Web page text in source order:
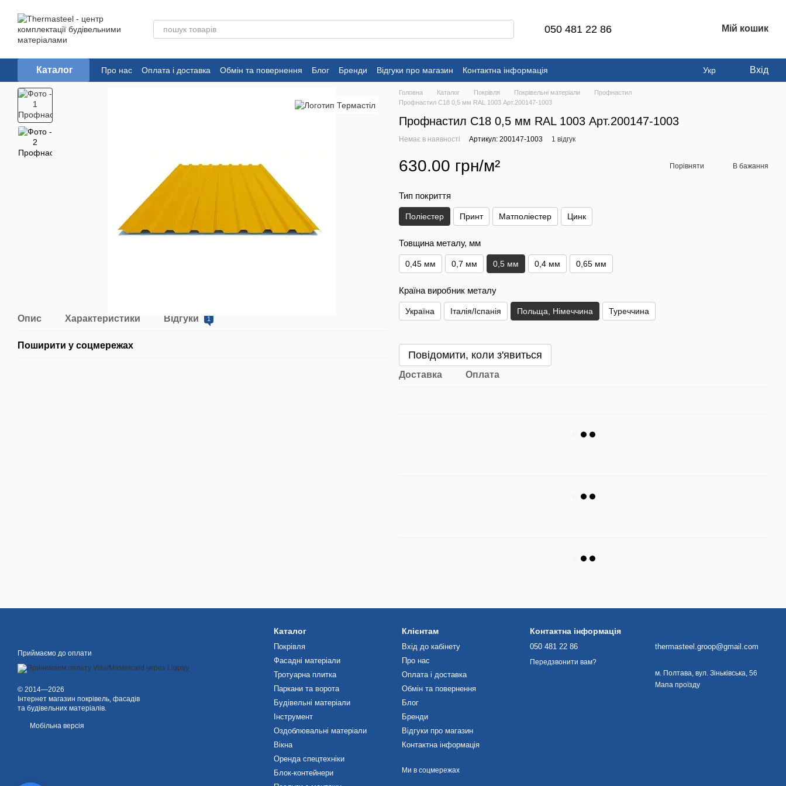
050 481 22 86 Мій кошик
Каталог Про нас Оплата і доставка Обмін та повернення Блог Бренди Відгуки про магазин Контактна інформація Укр Вхід
Опис Характеристики Відгуки 1
Поширити у соцмережах
Головна Каталог Покрівля Покрівельні матеріали
Профнастил
Профнастил C18 0,5 мм RAL 1003 Арт.200147-1003
Профнастил C18 0,5 мм RAL 1003 Арт.200147-1003
Немає в наявності Артикул: 200147-1003 1 відгук
630.00 грн/м² Порівняти В бажання
Тип покриття
Поліестер Принт Матполіестер Цинк
Товщина металу, мм
0,45 мм 0,7 мм 0,5 мм 0,4 мм 0,65 мм
Країна виробник металу
Україна Італія/Іспанія Польща, Німеччина Туреччина
Повідомити, коли з'явиться
Доставка Оплата
Приймаємо до оплати
© 2014—2026
Інтернет магазин покрівель, фасадів
та будівельних матеріалів.
Мобільна версія
Каталог
Покрівля
Фасадні матеріали
Тротуарна плитка
Паркани та ворота
Будівельні матеріали
Інструмент
Оздоблювальні матеріали
Вікна
Оренда спецтехніки
Блок-контейнери
Клієнтам
Вхід до кабінету
Про нас
Оплата і доставка
Обмін та повернення
Блог
Бренди
Відгуки про магазин
Контактна інформація
Ми в соцмережах
Контактна інформація
050 481 22 86
Передзвонити вам?
thermasteel.groop@gmail.com
м. Полтава, вул. Зіньківська, 56
Мапа проїзду